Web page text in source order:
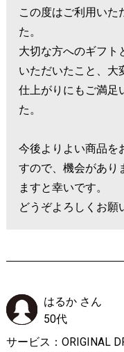
この度はご利用いた
た。
大切な方へのギフト
いただいたこと、大
仕上がりにもご満足
た。
今後よりよい商品を
すので、機会があり
ますと幸いです。
どうぞよろしくお願
はるか さん
50代
サービス：ORIGINAL